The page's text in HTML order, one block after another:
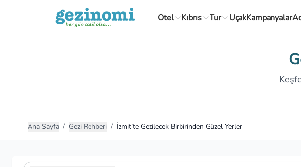
Otel Kıbrıs Tur UçakKampanyalar
Ana Sayfa / Gezi Rehberi / İzmit’te Gezilecek Birbirinden Güzel Yerler